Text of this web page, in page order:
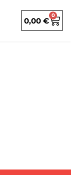
0,00 €
0